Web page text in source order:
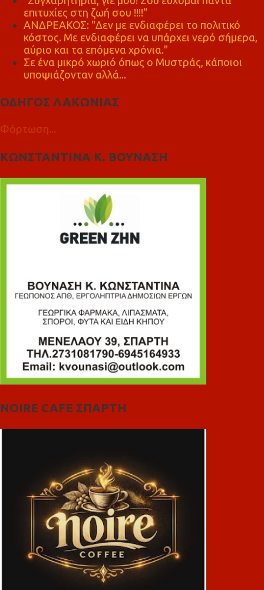
επιτυχίες στη ζωή σου !!!!"
ΑΝΔΡΕΑΚΟΣ: "Δεν με ενδιαφέρει το πολιτικό
κόστος. Με ενδιαφέρει να υπάρχει νερό σήμερα,
αύριο και τα επόμενα χρόνια."
Σε ένα μικρό χωριό όπως ο Μυστράς, κάποιοι
υποψιάζονταν αλλά...
ΟΔΗΓΟΣ ΛΑΚΩΝΙΑΣ
Φόρτωση...
ΚΩΝΣΤΑΝΤΙΝΑ Κ. ΒΟΥΝΑΣΗ
NOIRE CAFE ΣΠΑΡΤΗ